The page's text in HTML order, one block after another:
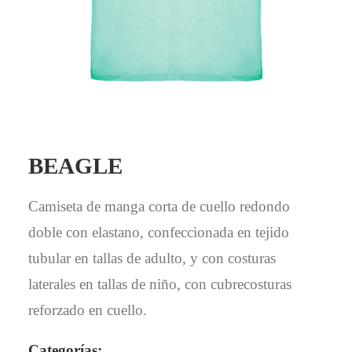
BEAGLE
Camiseta de manga corta de cuello redondo
doble con elastano, confeccionada en tejido
tubular en tallas de adulto, y con costuras
laterales en tallas de niño, con cubrecosturas
reforzado en cuello.